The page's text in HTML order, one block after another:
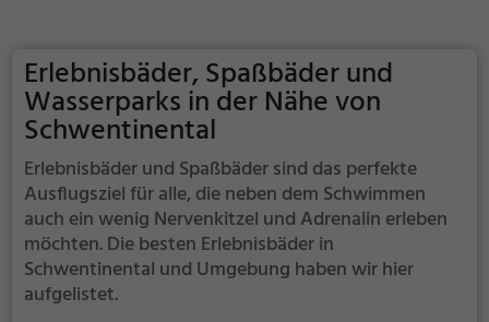
Erlebnisbäder, Spaßbäder und
Wasserparks in der Nähe von
Schwentinental
Erlebnisbäder und Spaßbäder sind das perfekte
Ausflugsziel für alle, die neben dem Schwimmen
auch ein wenig Nervenkitzel und Adrenalin erleben
möchten. Die besten Erlebnisbäder in
Schwentinental und Umgebung haben wir hier
aufgelistet.